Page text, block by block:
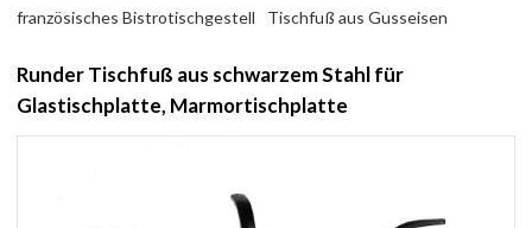
französisches Bistrotischgestell
Tischfuß aus Gusseisen
Runder Tischfuß aus schwarzem Stahl für
Glastischplatte, Marmortischplatte